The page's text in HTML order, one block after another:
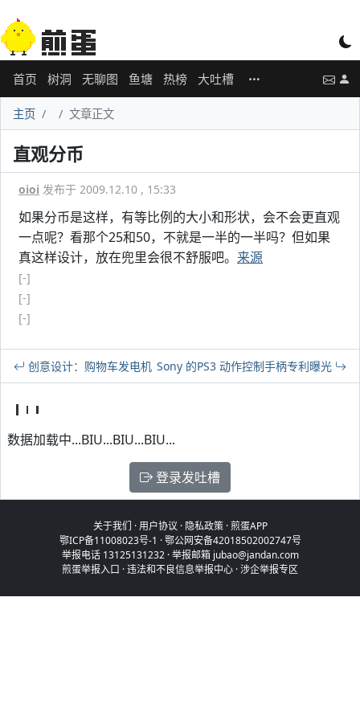
首页 树洞 无聊图 鱼塘 热榜 大吐槽
主页 文章正文
直观分币
oioi 发布于 2009.12.10 , 15:33
如果分币是这样，有等比例的大小和形状，会不会更直观
一点呢？看那个25和50，不就是一半的一半吗？但如果
真这样设计，放在兜里会很不舒服吧。 来源
[-]
[-]
[-]
创意设计：购物车发电机 Sony 的PS3 动作控制手柄专利曝光
数据加载中...BIU...BIU...BIU...
登录发吐槽
关于我们 ·用户协议 · 隐私政策·煎蛋APP
鄂ICP备11008023号-1 ·鄂公网安备42018502002747号
举报电话 13125131232 · 举报邮箱 jubao@jandan.com
煎蛋举报入口 ·违法和不良信息举报中心 ·涉企举报专区